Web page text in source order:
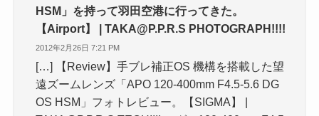
HSM」を持って羽田空港に行ってきた。
【Airport】 | TAKA@P.P.R.S PHOTOGRAPH!!!!
2012年2月26日 7:21 PM
[…] 【Review】手ブレ補正OS 機構を搭載した望
遠ズームレンズ「APO 120-400mm F4.5-5.6 DG
OS HSM」フォトレビュー。【SIGMA】 |